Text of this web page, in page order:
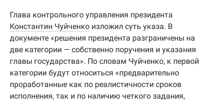
Глава контрольного управления президента
Константин Чуйченко изложил суть указа. В
документе «решения президента разграничены на
две категории — собственно поручения и указания
главы государства». По словам Чуйченко, к первой
категории будут относиться «предварительно
проработанные как по реалистичности сроков
исполнения, так и по наличию четкого задания,